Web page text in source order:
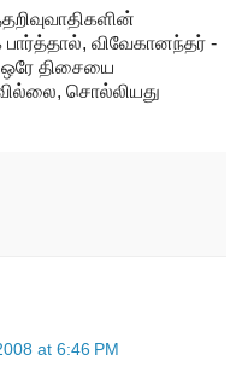
விவேகானந்தர் -
திசையை
சொல்லியது
at 6:46 PM